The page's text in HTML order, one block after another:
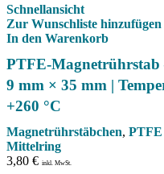
Schnellansicht
Zur Wunschliste hinzufügen
In den Warenkorb
PTFE-
9 mm × 35 mm |
+260 °C
Magnetrührstäbchen,
Mittelring
3,80 € inkl. MwSt.